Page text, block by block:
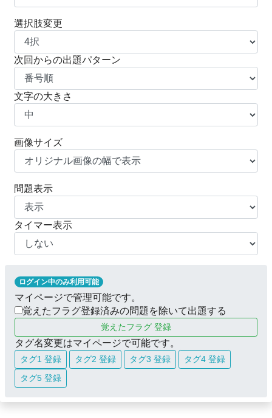
選択肢変更
次回からの出題パターン
文字の大きさ
画像サイズ
問題表示
タイマー表示
ログイン中のみ利用可能
マイページで管理可能です。
覚えたフラグ登録済みの問題を除いて出題する
覚えたフラグ 登録
タグ名変更はマイページで可能です。
タグ1 登録 タグ2 登録 タグ3 登録
タグ4 登録
タグ5 登録